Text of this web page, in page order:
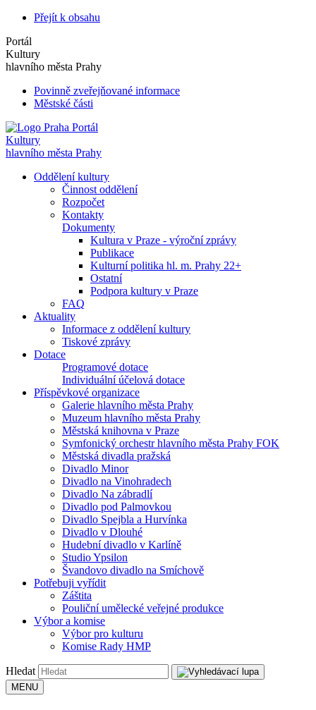
Přejít k obsahu
Portál
Kultury
hlavního města Prahy
Povinně zveřejňované informace
Městské části
Portál
Kultury
hlavního města Prahy
Oddělení kultury
Činnost oddělení
Rozpočet
Kontakty
Dokumenty
Kultura v Praze - výroční zprávy
Publikace
Kulturní politika hl. m. Prahy 22+
Ostatní
Podpora kultury v Praze
FAQ
Aktuality
Informace z oddělení kultury
Tiskové zprávy
Dotace
Programové dotace
Individuální účelová dotace
Příspěvkové organizace
Galerie hlavního města Prahy
Muzeum hlavního města Prahy
Městská knihovna v Praze
Symfonický orchestr hlavního města Prahy FOK
Městská divadla pražská
Divadlo Minor
Divadlo na Vinohradech
Divadlo Na zábradlí
Divadlo pod Palmovkou
Divadlo Spejbla a Hurvínka
Divadlo v Dlouhé
Hudební divadlo v Karlíně
Studio Ypsilon
Švandovo divadlo na Smíchově
Potřebuji vyřídit
Záštita
Pouliční umělecké veřejné produkce
Výbor a komise
Výbor pro kulturu
Komise Rady HMP
Hledat
MENU